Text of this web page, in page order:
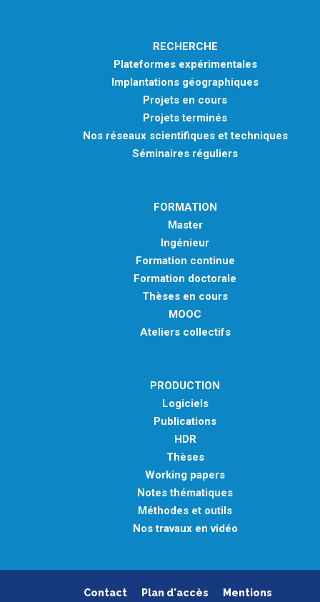
RECHERCHE
Plateformes expérimentales
Implantations géographiques
Projets en cours
Projets terminés
Nos réseaux scientifiques et techniques
Séminaires réguliers
FORMATION
Master
Ingénieur
Formation continue
Formation doctorale
Thèses en cours
MOOC
Ateliers collectifs
PRODUCTION
Logiciels
Publications
HDR
Thèses
Working papers
Notes thématiques
Méthodes et outils
Nos travaux en vidéo
Contact Plan d'accès
Mentions